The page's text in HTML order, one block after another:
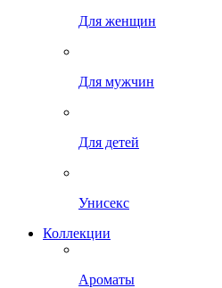
Для женщин
Для мужчин
Для детей
Унисекс
Коллекции
Ароматы